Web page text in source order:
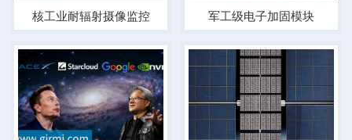
核工业耐辐射摄像监控 军工级电子加固模块